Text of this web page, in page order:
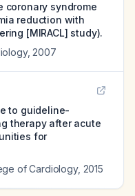
coronary syndrome
reduction with
[MIRACL] study).
, 2007
to guideline-
therapy after acute
for
of Cardiology, 2015